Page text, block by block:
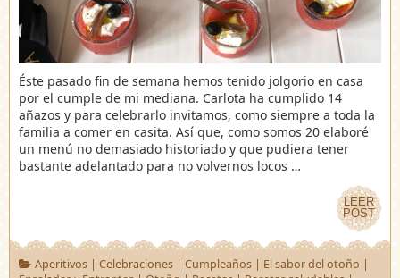
Éste pasado fin de semana hemos tenido jolgorio en casa
por el cumple de mi mediana. Carlota ha cumplido 14
añazos y para celebrarlo invitamos, como siempre a toda la
familia a comer en casita. Así que, como somos 20 elaboré
un menú no demasiado historiado y que pudiera tener
bastante adelantado para no volvernos locos …
LEER
POST
LEER
POST
Aperitivos| Celebraciones| Cumpleaños| El sabor del otoño |